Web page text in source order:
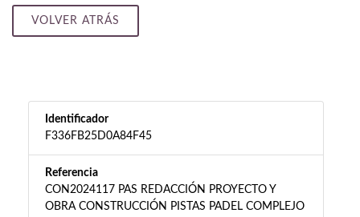
VOLVER ATRÁS
Identificador
F336FB25D0A84F45
Referencia
CON2024117 PAS REDACCIÓN PROYECTO Y
OBRA CONSTRUCCIÓN PISTAS PADEL COMPLEJO